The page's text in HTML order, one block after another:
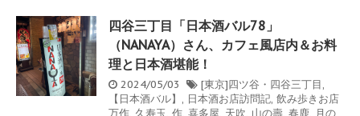
四谷三丁目「日本酒バル78」
（NANAYA）さん、カフェ風店内＆お料
理と日本酒堪能！
2024/05/03 [東京]四ツ谷・四谷三丁目,
【日本酒バル】 , 日本酒お店訪問記, 飲み歩きお店
万作, 久寿玉, 作, 喜多屋, 天吹, 山の壽, 春鹿, 月の